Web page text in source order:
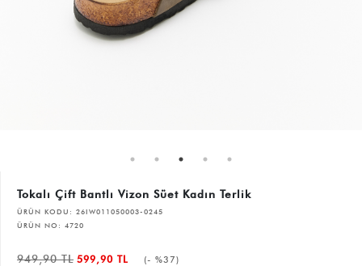
Tokalı Çift Bantlı Vizon Süet Kadın Terlik
ÜRÜN KODU: 26IW011050003-0245
ÜRÜN NO: 4720
949,90 TL 599,90 TL
(- %37)